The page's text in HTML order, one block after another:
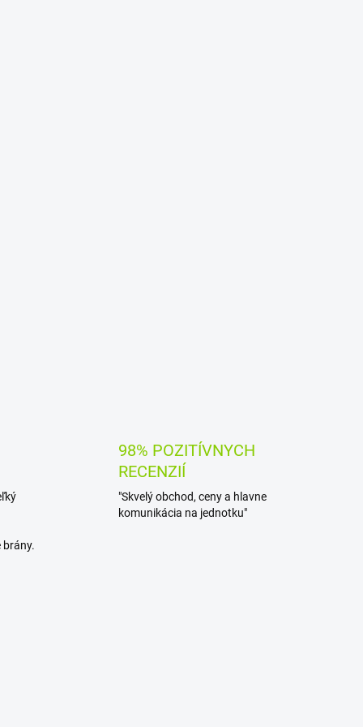
brány.
98% POZITÍVNYCH
RECENZIÍ
"Skvelý obchod, ceny a hlavne
komunikácia na jednotku"